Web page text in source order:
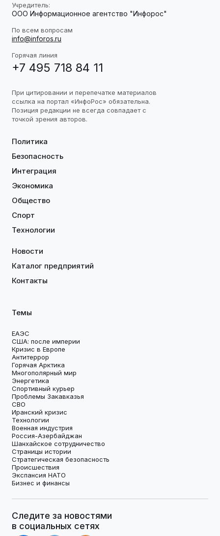
Учредитель:
ООО Информационное агентство "Инфорос"
По всем вопросам
info@inforos.ru
Горячая линия
+7 495 718 84 11
При цитировании и перепечатке материалов
ссылка на портал «ИнфоРос» обязательна.
Позиция редакции не всегда совпадает с
точкой зрения авторов.
Политика
Безопасность
Интеграция
Экономика
Общество
Спорт
Технологии
Новости
Каталог предприятий
Контакты
Темы
ЕАЭС
США: после империи
Кризис в Европе
Антитеррор
Горячая Арктика
Многополярный мир
Энергетика
Спортивный курьер
Проблемы Закавказья
СВО
Иранский кризис
Технологии
Военная индустрия
Россия-Азербайджан
Шанхайское сотрудничество
Страницы истории
Стратегическая безопасность
Происшествия
Экспансия НАТО
Бизнес и финансы
Следите за новостями
в социальных сетях